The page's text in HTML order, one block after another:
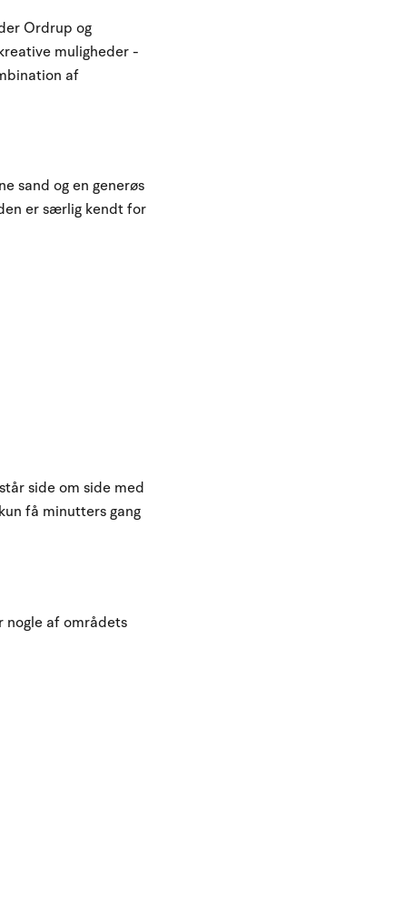
Ordrup og
muligheder -
af
sand og en generøs
er særlig kendt for
side om side med
få minutters gang
nogle af områdets